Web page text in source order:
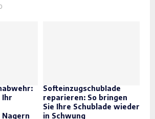
Ihr
Softeinzugschublade
reparieren: So bringen
Sie Ihre Schublade wieder
in Schwung